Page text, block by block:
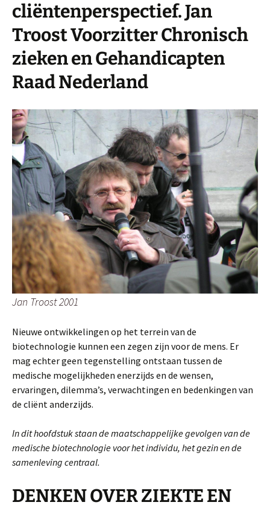
cliëntenperspectief. Jan
Troost Voorzitter Chronisch
zieken en Gehandicapten
Raad Nederland
Jan Troost 2001
Nieuwe ontwikkelingen op het terrein van de
biotechnologie kunnen een zegen zijn voor de mens. Er
mag echter geen tegenstelling ontstaan tussen de
medische mogelijkheden enerzijds en de wensen,
ervaringen, dilemma’s, verwachtingen en bedenkingen van
de cliënt anderzijds.
In dit hoofdstuk staan de maatschappelijke gevolgen van de
medische biotechnologie voor het individu, het gezin en de
samenleving centraal.
DENKEN OVER ZIEKTE EN